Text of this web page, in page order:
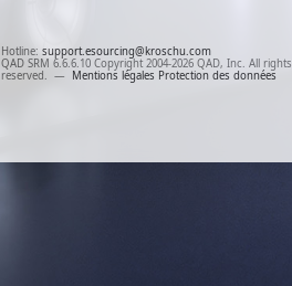
Hotline: support.esourcing@kroschu.com
QAD SRM 6.6.6.10 Copyright 2004-2026 QAD, Inc. All rights
reserved. — Mentions légales Protection des données